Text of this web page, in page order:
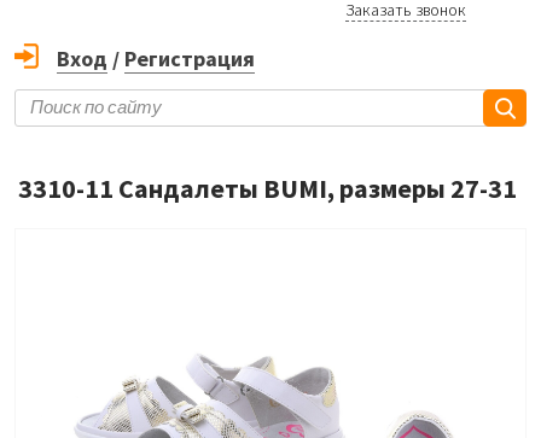
Заказать звонок
Вход / Регистрация
3310-11 Сандалеты BUMI, размеры 27-31